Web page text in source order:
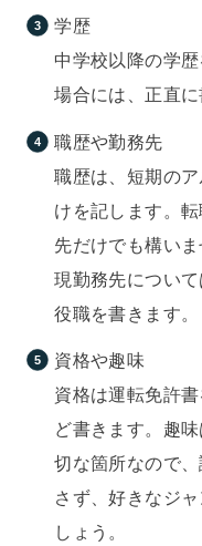
学歴
中学校以降の学
場合には、正直に
職歴や勤務先
職歴は、短期の
けを記します。
先だけでも構いま
現勤務先につい
役職を書きます。
資格や趣味
資格は運転免許
ど書きます。趣
切な箇所なので
さず、好きなジ
しょう。